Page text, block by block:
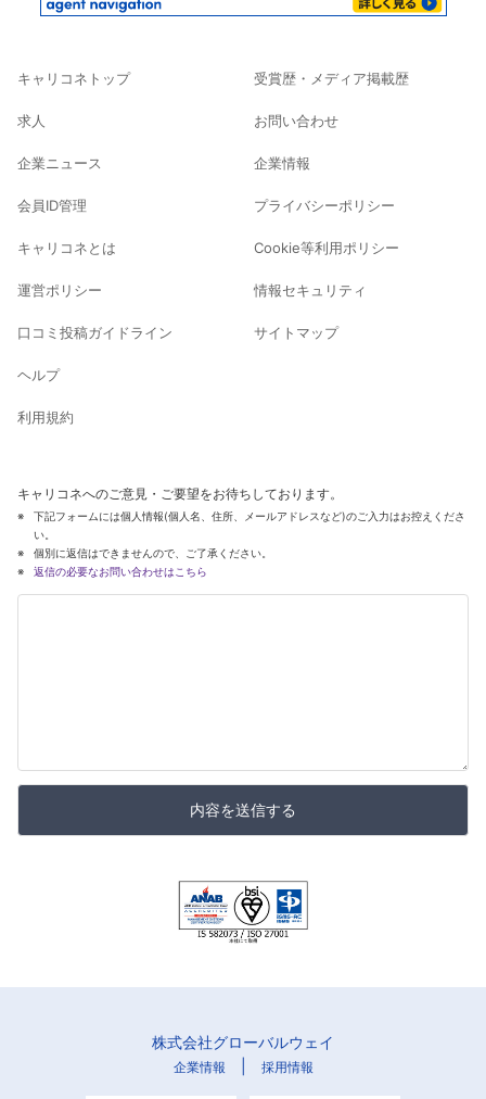
キャリコネトップ
求人
企業ニュース
会員ID管理
キャリコネとは
運営ポリシー
口コミ投稿ガイドライン
ヘルプ
利用規約
受賞歴・メディア掲載歴
お問い合わせ
企業情報
プライバシーポリシー
Cookie等利用ポリシー
情報セキュリティ
サイトマップ
キャリコネへのご意見・ご要望をお待ちしております。
下記フォームには個人情報(個人名、住所、メールアドレスなど)のご入力はお控えくださ
い。
個別に返信はできませんので、ご了承ください。
返信の必要なお問い合わせはこちら
内容を送信する
株式会社グローバルウェイ
企業情報 採用情報